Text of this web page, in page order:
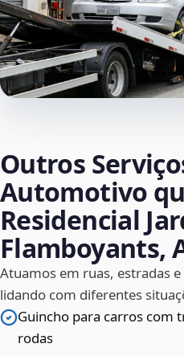
Outros
Automotivo
Residencial
Flamboyants,
Atuamos em ruas, estradas
lidando com diferentes
Guincho para carros com
rodas